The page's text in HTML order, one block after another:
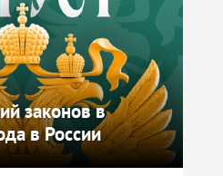
законов в
в России